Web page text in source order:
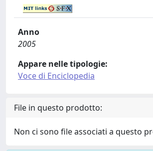
Anno
2005
Appare nelle tipologie:
Voce di Enciclopedia
File in questo prodotto:
Non ci sono file associati a questo